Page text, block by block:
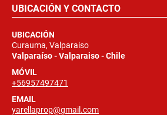
UBICACIÓN Y CONTACTO
UBICACIÓN
Curauma, Valparaiso
Valparaíso - Valparaiso - Chile
MÓVIL
+56957497471
EMAIL
yarellaprop@gmail.com